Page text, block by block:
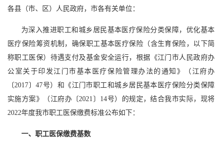
各县（市、区）人民政府，市各有关单位：
为深入推进职工和城乡居民基本医疗保险分类保障，优化基本
医疗保险筹资机制，确保职工基本医疗保险（含生育保险，以下简
称职工医保）待遇支付及基金安全运行，根据《江门市人民政府办
公室关于印发江门市基本医疗保险管理办法的通知》（江府办
〔2017〕47号）和《江门市职工和城乡居民基本医疗保险分类保障
实施方案》（江府办〔2021〕14号）的规定，结合我市实际，现将
2022年度我市职工医保缴费标准公布如下：
一、职工医保缴费基数